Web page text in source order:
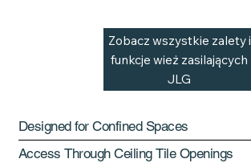
Zobacz wszystkie zalety i
funkcje wież zasilających
JLG
Designed for Confined Spaces
Access Through Ceiling Tile Openings